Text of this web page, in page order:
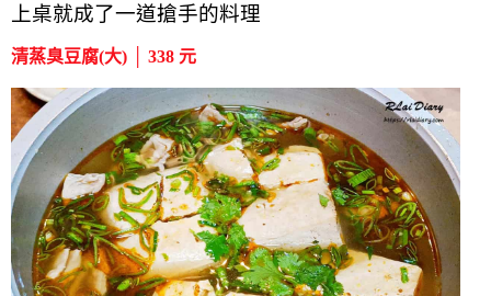
上桌就成了一道搶手的料理
清蒸臭豆腐(大) │ 338 元